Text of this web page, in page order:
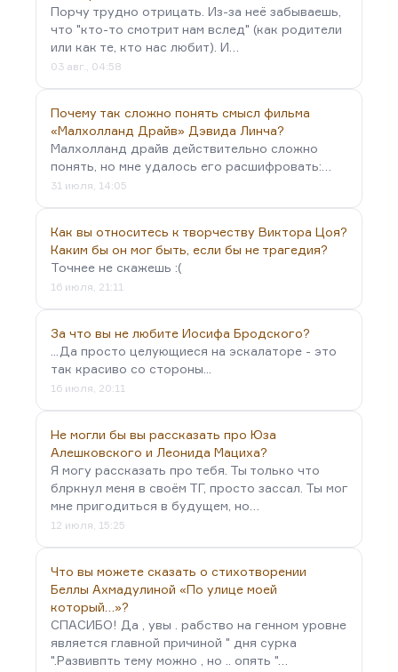
Порчу трудно отрицать. Из-за неё забываешь,
что "кто-то смотрит нам вслед" (как родители
или как те, кто нас любит). И…
03 авг., 04:58
Почему так сложно понять смысл фильма
«Малхолланд Драйв» Дэвида Линча?
Малхолланд драйв действительно сложно
понять, но мне удалось его расшифровать:…
31 июля, 14:05
Как вы относитесь к творчеству Виктора Цоя?
Каким бы он мог быть, если бы не трагедия?
Точнее не скажешь :(
16 июля, 21:11
За что вы не любите Иосифа Бродского?
...Да просто целующиеся на эскалаторе - это
так красиво со стороны...
16 июля, 20:11
Не могли бы вы рассказать про Юза
Алешковского и Леонида Мациха?
Я могу рассказать про тебя. Ты только что
блркнул меня в своём ТГ, просто зассал. Ты мог
мне пригодиться в будущем, но…
12 июля, 15:25
Что вы можете сказать о стихотворении
Беллы Ахмадулиной «По улице моей
который…»?
СПАСИБО! Да , увы . рабство на генном уровне
является главной причиной " дня сурка
".Развивпть тему можно , но .. опять "…